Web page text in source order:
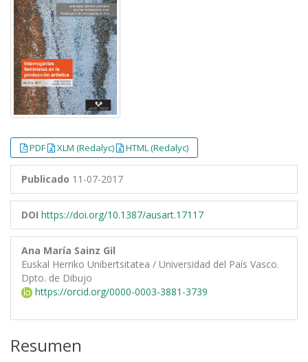
PDF XLM (Redalyc) HTML (Redalyc)
Publicado 11-07-2017
DOI https://doi.org/10.1387/ausart.17117
Ana María Sainz Gil
Euskal Herriko Unibertsitatea / Universidad del País Vasco.
Dpto. de Dibujo
https://orcid.org/0000-0003-3881-3739
Resumen